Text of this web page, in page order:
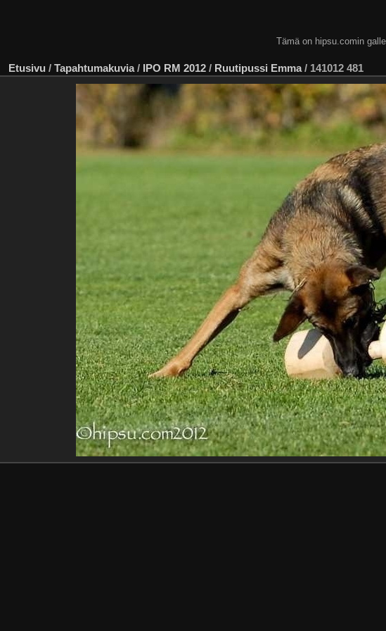
Tämä on hipsu.comin
Etusivu / Tapahtumakuvia/ IPO RM 2012 / Ruutipussi Emma/ 141012 481